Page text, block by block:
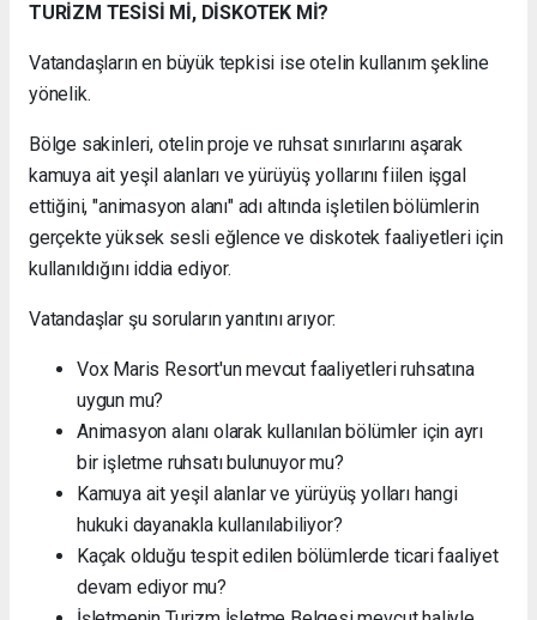
TURİZM TESİSİ Mİ, DİSKOTEK Mİ?
Vatandaşların en büyük tepkisi ise otelin kullanım şekline
yönelik.
Bölge sakinleri, otelin proje ve ruhsat sınırlarını aşarak
kamuya ait yeşil alanları ve yürüyüş yollarını fiilen işgal
ettiğini, "animasyon alanı" adı altında işletilen bölümlerin
gerçekte yüksek sesli eğlence ve diskotek faaliyetleri için
kullanıldığını iddia ediyor.
Vatandaşlar şu soruların yanıtını arıyor:
Vox Maris Resort'un mevcut faaliyetleri ruhsatına
uygun mu?
Animasyon alanı olarak kullanılan bölümler için ayrı
bir işletme ruhsatı bulunuyor mu?
Kamuya ait yeşil alanlar ve yürüyüş yolları hangi
hukuki dayanakla kullanılabiliyor?
Kaçak olduğu tespit edilen bölümlerde ticari faaliyet
devam ediyor mu?